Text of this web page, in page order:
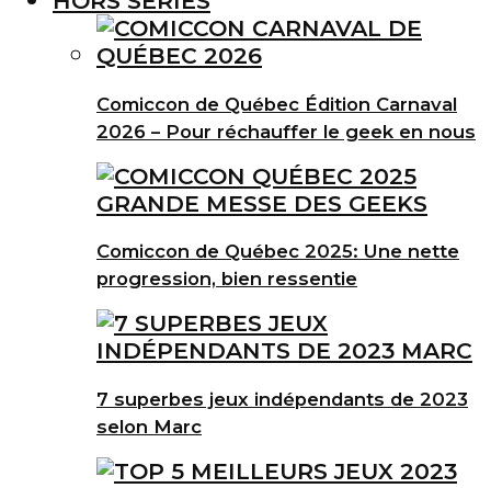
Comiccon de Québec Édition Carnaval
2026 – Pour réchauffer le geek en nous
Comiccon de Québec 2025: Une nette
progression, bien ressentie
7 superbes jeux indépendants de 2023
selon Marc